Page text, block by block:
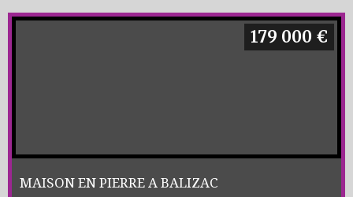
MAISON EN PIERRE A BALIZAC
179 000 €